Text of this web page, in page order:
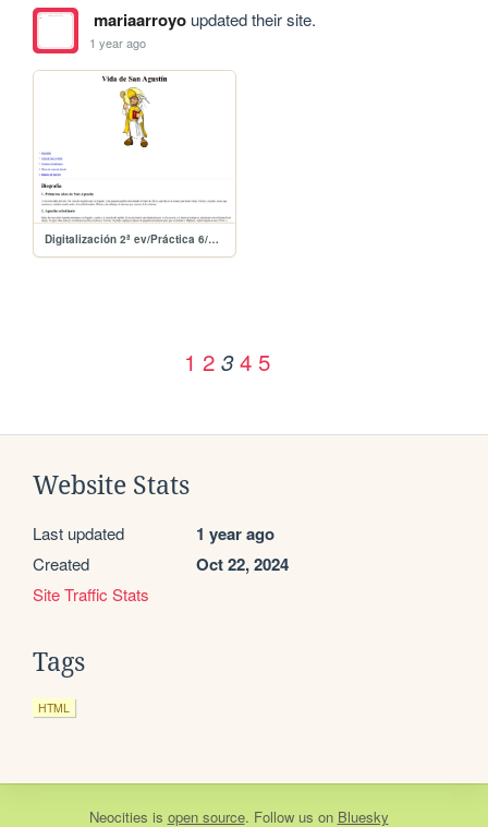
mariaarroyoupdated their site.
1 year ago
Digitalización 2ª ev/Práctica 6/practica6
1 2 3 4 5
Website Stats
Last updated 1 year ago
Created Oct 22, 2024
Site Traffic Stats
Tags
HTML
Neocities is open source. Follow us on Bluesky